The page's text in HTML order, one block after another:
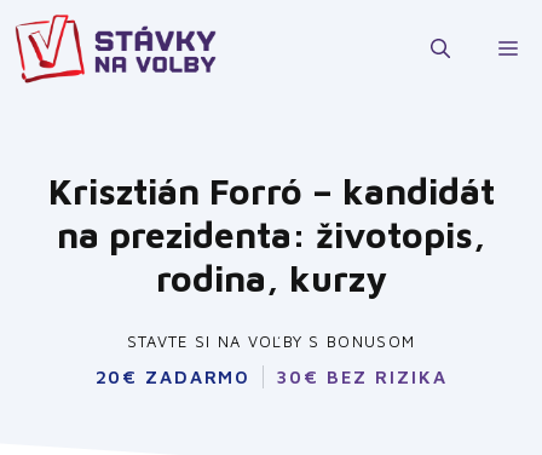
Preskočiť
na
obsah
Krisztián Forró – kandidát
na prezidenta: životopis,
rodina, kurzy
STAVTE SI NA VOĽBY S BONUSOM
20€ ZADARMO 30€ BEZ RIZIKA